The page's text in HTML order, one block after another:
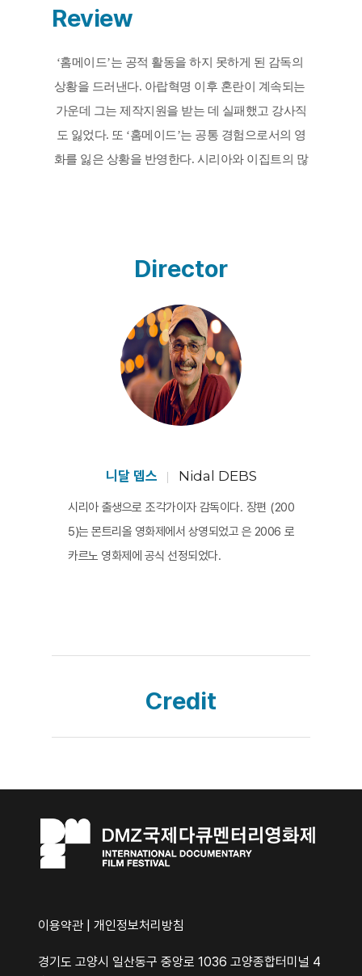
Review
‘홈메이드’는 공적 활동을 하지 못하게 된 감독의
상황을 드러낸다. 아랍혁명 이후 혼란이 계속되는
가운데 그는 제작지원을 받는 데 실패했고 강사직
도 잃었다. 또 ‘홈메이드’는 공통 경험으로서의 영
화를 잃은 상황을 반영한다. 시리아와 이집트의 많
‘홈’으로 꾸민다. 마지막으로 ‘홈메이드’는 그가 이
전에는 생각지 않았던 기록영상으로 영화를 만드
는 일, 중단된 영화와는 또 다른 영화를 만드는 일
이다. 그는 ‘홈메이드’를 멈추지 않는다. 감독의 인
생에서 두 ‘홈’이 된 가족과 영화의 공간을 잃은 이
후에 시작된 이 다큐멘터리는 영화를 잃는다는 것
이 지닌 물음 속에서 아랍혁명 이후 사회의 해결되
것 사이를 하염없이 부유할 뿐이기도 하며, 눈앞에
없어도 명백한 홈을 전해주기도 한다.
Director
니달 뎁스 Nidal DEBS
시리아 출생으로 조각가이자 감독이다. 장편 (200
5)는 몬트리올 영화제에서 상영되었고 은 2006 로
카르노 영화제에 공식 선정되었다.
Credit
이용약관 개인정보처리방침
경기도 고양시 일산동구 중앙로 1036 고양종합터미널 4